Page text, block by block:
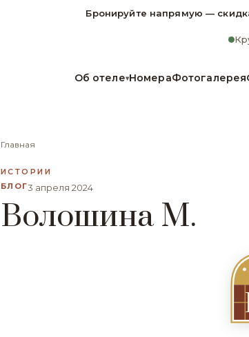
Бронируйте напрямую —
Об отеле▾НомераФотогалерея
Главная
ИСТОРИИ
БЛОГ3 апреля 2024
Волошина М.